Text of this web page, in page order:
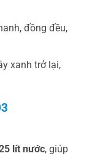
đồng đều,
xanh trở lại,
lít nước, giúp